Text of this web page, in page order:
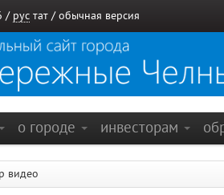
/ рус тат / обычная версия
о городе инвесторам
видео